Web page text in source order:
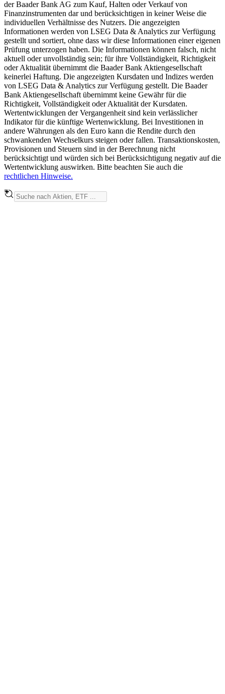
der Baader Bank AG zum Kauf, Halten oder Verkauf von
Finanzinstrumenten dar und berücksichtigen in keiner Weise die
individuellen Verhältnisse des Nutzers. Die angezeigten
Informationen werden von LSEG Data & Analytics zur Verfügung
gestellt und sortiert, ohne dass wir diese Informationen einer eigenen
Prüfung unterzogen haben. Die Informationen können falsch, nicht
aktuell oder unvollständig sein; für ihre Vollständigkeit, Richtigkeit
oder Aktualität übernimmt die Baader Bank Aktiengesellschaft
keinerlei Haftung. Die angezeigten Kursdaten und Indizes werden
von LSEG Data & Analytics zur Verfügung gestellt. Die Baader
Bank Aktiengesellschaft übernimmt keine Gewähr für die
Richtigkeit, Vollständigkeit oder Aktualität der Kursdaten.
Wertentwicklungen der Vergangenheit sind kein verlässlicher
Indikator für die künftige Wertenwicklung. Bei Investitionen in
andere Währungen als den Euro kann die Rendite durch den
schwankenden Wechselkurs steigen oder fallen. Transaktionskosten,
Provisionen und Steuern sind in der Berechnung nicht
berücksichtigt und würden sich bei Berücksichtigung negativ auf die
Wertentwicklung auswirken. Bitte beachten Sie auch die
rechtlichen Hinweise.